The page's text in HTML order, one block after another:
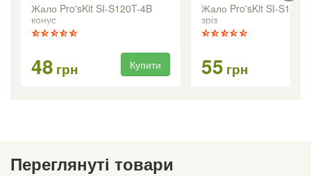
Жало Pro'sKit SI-S120T-4B
конус
48 грн Купити
Жало Pro'sKit SI-
зріз
55 грн
Переглянуті товари